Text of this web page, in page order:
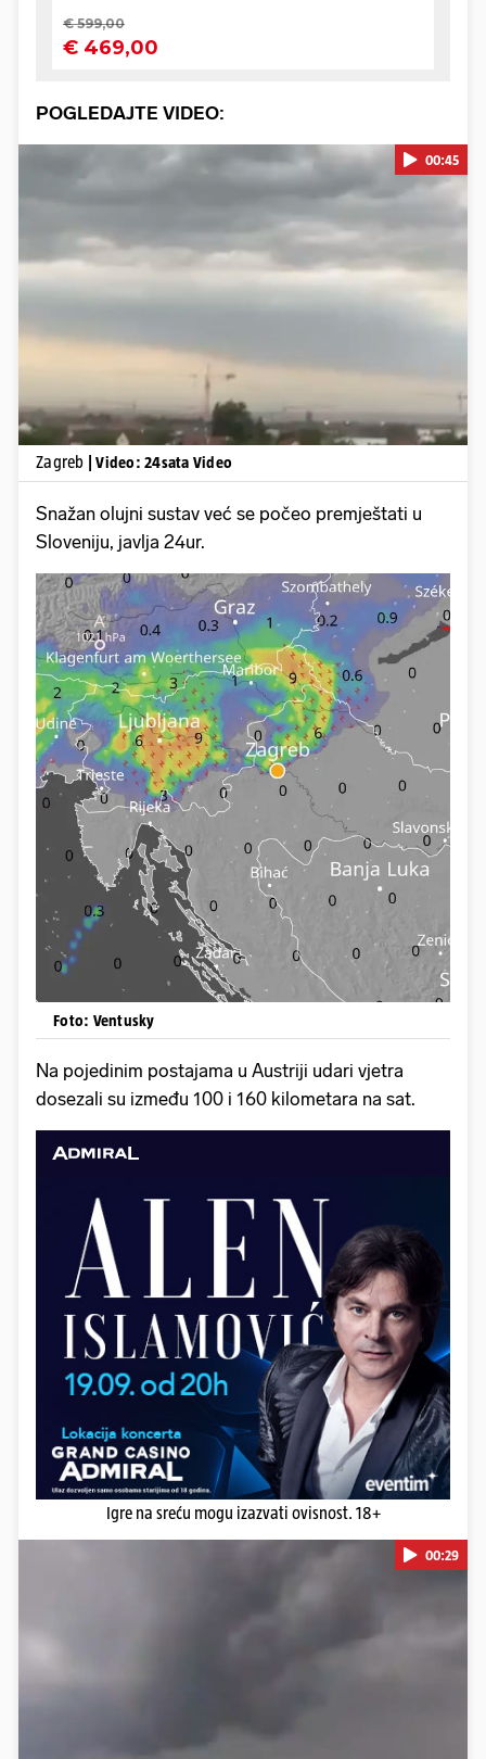
POGLEDAJTE VIDEO:
00:45
Zagreb | Video: 24sata Video
Snažan olujni sustav već se počeo premještati u
Sloveniju, javlja 24ur.
Foto: Ventusky
Na pojedinim postajama u Austriji udari vjetra
dosezali su između 100 i 160 kilometara na sat.
Igre na sreću mogu izazvati ovisnost. 18+
00:29